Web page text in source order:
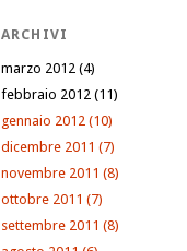
ARCHIVI
marzo 2012 (4)
febbraio 2012 (11)
gennaio 2012 (10)
dicembre 2011 (7)
novembre 2011 (8)
ottobre 2011 (7)
settembre 2011 (8)